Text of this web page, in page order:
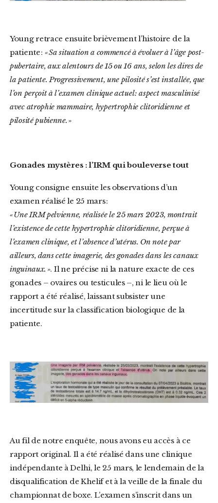
Young retrace ensuite brièvement l’histoire de la
patiente : « Sa situation a commencé à évoluer à l’âge post-
pubertaire, aux alentours de 15 ou 16 ans, selon les dires de
la patiente. Progressivement, une pilosité s’est installée, que
l’on perçoit à l’examen clinique actuel : aspect masculinisé
avec atrophie mammaire, hypertrophie clitoridienne et
pilosité pubienne. »
Gonades mystères : l’IRM qui bouleverse tout
Young consigne ensuite les observations d’un
examen réalisé le 25 mars :
« Une IRM pelvienne, réalisée le 25 mars 2023, montrait
l’existence de cette hypertrophie clitoridienne, perçue à
l’examen clinique, et l’absence d’utérus. On note par
ailleurs, dans cette imagerie, des gonades dans les canaux
inguinaux. ». Il ne précise ni la nature exacte de ces
gonades – ovaires ou testicules –, ni le lieu où le
rapport a été réalisé, laissant subsister une
incertitude sur la classification biologique de la
patiente.
Au fil de notre enquête, nous avons eu accès à ce
rapport original. Il a été réalisé dans une clinique
indépendante à Delhi, le 25 mars, le lendemain de la
disqualification de Khelif et à la veille de la finale du
championnat de boxe. L’examen s’inscrit dans un